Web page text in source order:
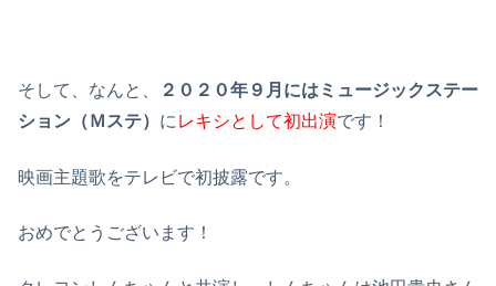
そして、なんと、
２０２０年９月にはミュージックステー
ション（Ｍステ） に レキシとして初出演です！
映画主題歌をテレビで初披露です。
おめでとうございます！